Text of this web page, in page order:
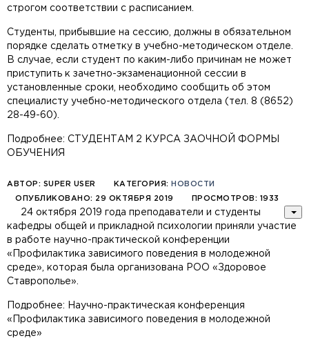
строгом соответствии с расписанием.
Студенты, прибывшие на сессию, должны в обязательном
порядке сделать отметку в учебно-методическом отделе.
В случае, если студент по каким-либо причинам не может
приступить к зачетно-экзаменационной сессии в
установленные сроки, необходимо сообщить об этом
специалисту учебно-методического отдела (тел. 8 (8652)
28-49-60).
Подробнее: СТУДЕНТАМ 2 КУРСА ЗАОЧНОЙ ФОРМЫ
ОБУЧЕНИЯ
АВТОР: SUPER USER КАТЕГОРИЯ: НОВОСТИ
ОПУБЛИКОВАНО: 29 ОКТЯБРЯ 2019 ПРОСМОТРОВ: 1933
24 октября 2019 года преподаватели и студенты
кафедры общей и прикладной психологии приняли участие
в работе научно-практической конференции
«Профилактика зависимого поведения в молодежной
среде», которая была организована РОО «Здоровое
Ставрополье».
Подробнее: Научно-практическая конференция
«Профилактика зависимого поведения в молодежной
среде»